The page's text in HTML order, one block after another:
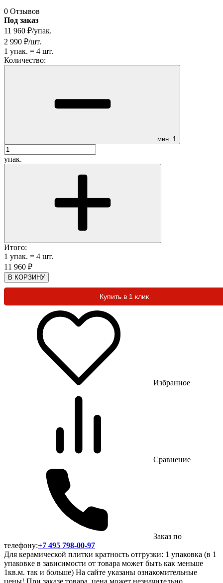
0 Отзывов
Под заказ
11 960 ₽/упак.
2 990 ₽/шт.
1 упак. = 4 шт.
Количество:
мин. 1
упак.
Итого:
1 упак. = 4 шт.
11 960 ₽
В КОРЗИНУ
Купить в 1 клик
Избранное
Сравнение
Заказ по
телефону:+7 495 798-00-97
Для керамической плитки кратность отгрузки: 1 упаковка (в 1
упаковке в зависимости от товара может быть как меньше
1кв.м. так и больше) На сайте указаны ознакомительные
цены! При заказе товара, цена может незначительно